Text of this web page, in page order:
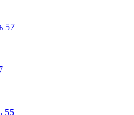
57
55